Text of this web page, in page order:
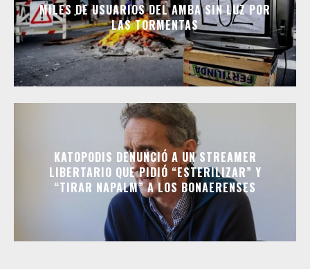
MILES DE USUARIOS DEL AMBA SIN LUZ POR
LAS TORMENTAS
KATOPODIS DENUNCIÓ A UN STREAMER
LIBERTARIO QUE PIDIÓ “ESTERILIZAR” Y
“TIRAR NAPALM” A LOS BONAERENSES